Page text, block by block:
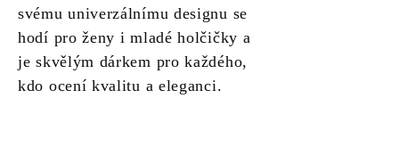
svému univerzálnímu designu se
hodí pro ženy i mladé holčičky a
je skvělým dárkem pro každého,
kdo ocení kvalitu a eleganci.